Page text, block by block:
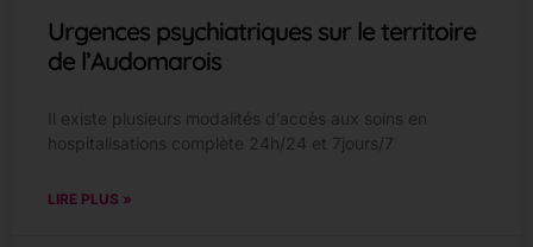
Urgences psychiatriques sur le territoire
de l’Audomarois
Il existe plusieurs modalités d’accès aux soins en
hospitalisations complète 24h/24 et 7jours/7
LIRE PLUS »